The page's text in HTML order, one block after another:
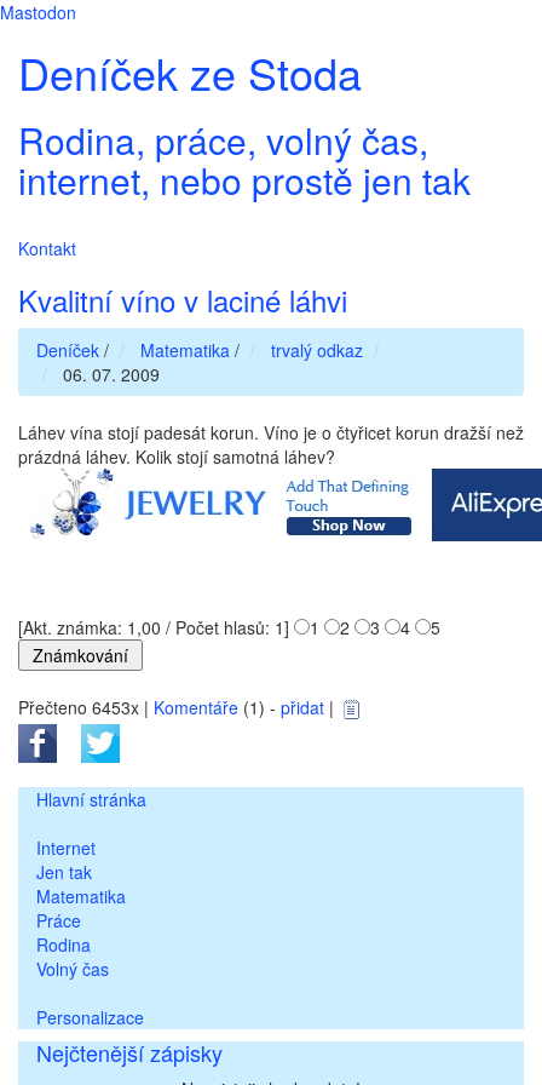
Mastodon
Deníček ze Stoda
Rodina, práce, volný čas,
internet, nebo prostě jen tak
Kontakt
Kvalitní víno v laciné láhvi
Deníček / Matematika /
trvalý odkaz
06. 07. 2009
Láhev vína stojí padesát korun. Víno je o čtyřicet korun dražší než
prázdná láhev. Kolik stojí samotná láhev?
[Akt. známka: 1,00 / Počet hlasů: 1] 1 2 3 4 5
Přečteno 6453x | Komentáře (1) - přidat |
Hlavní stránka
Internet
Jen tak
Matematika
Práce
Rodina
Volný čas
Personalizace
Nejčtenější zápisky